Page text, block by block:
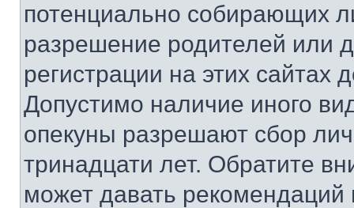
потенциально собирающих
разрешение родителей или
регистрации на этих сайтах
Допустимо наличие иного
опекуны разрешают сбор
тринадцати лет. Обратите
может давать